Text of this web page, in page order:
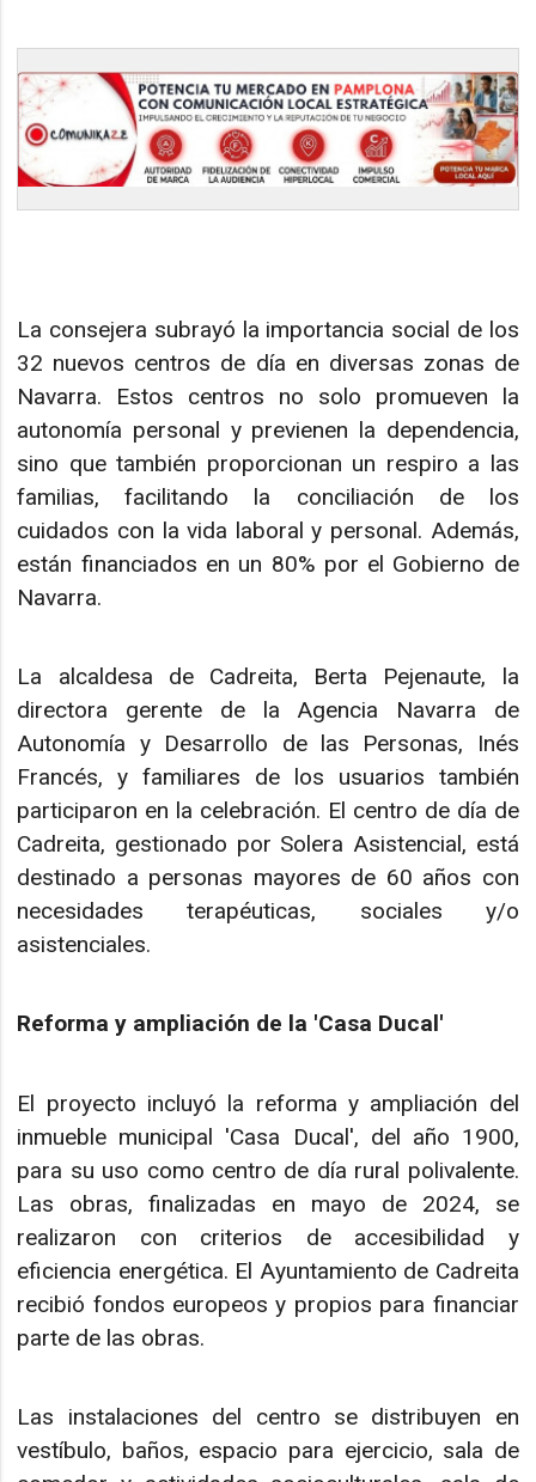
La consejera subrayó la importancia social de los
32 nuevos centros de día en diversas zonas de
Navarra. Estos centros no solo promueven la
autonomía personal y previenen la dependencia,
sino que también proporcionan un respiro a las
familias, facilitando la conciliación de los
cuidados con la vida laboral y personal. Además,
están financiados en un 80% por el Gobierno de
Navarra.
La alcaldesa de Cadreita, Berta Pejenaute, la
directora gerente de la Agencia Navarra de
Autonomía y Desarrollo de las Personas, Inés
Francés, y familiares de los usuarios también
participaron en la celebración. El centro de día de
Cadreita, gestionado por Solera Asistencial, está
destinado a personas mayores de 60 años con
necesidades terapéuticas, sociales y/o
asistenciales.
Reforma y ampliación de la 'Casa Ducal'
El proyecto incluyó la reforma y ampliación del
inmueble municipal 'Casa Ducal', del año 1900,
para su uso como centro de día rural polivalente.
Las obras, finalizadas en mayo de 2024, se
realizaron con criterios de accesibilidad y
eficiencia energética. El Ayuntamiento de Cadreita
recibió fondos europeos y propios para financiar
parte de las obras.
Las instalaciones del centro se distribuyen en
vestíbulo, baños, espacio para ejercicio, sala de